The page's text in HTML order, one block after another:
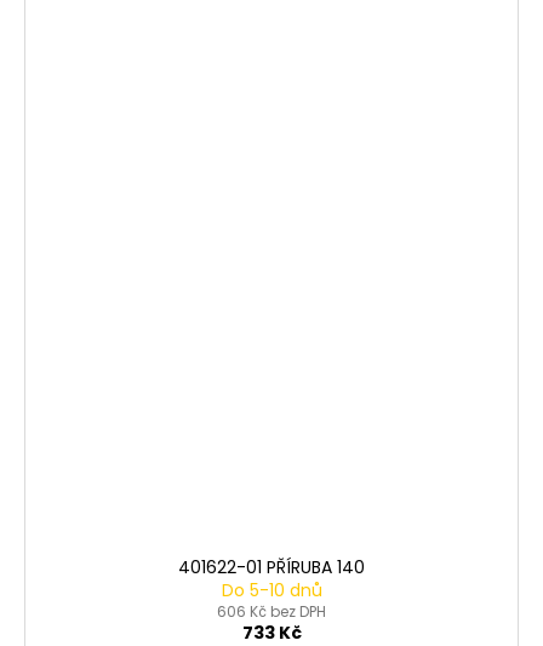
401622-01 PŘÍRUBA 140
Do 5-10 dnů
606 Kč bez DPH
733 Kč